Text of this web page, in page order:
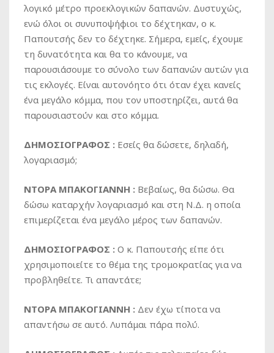
λογικό μέτρο προεκλογικών δαπανών. Δυστυχώς,
ενώ όλοι οι συνυποψήφιοι το δέχτηκαν, ο κ.
Παπουτσής δεν το δέχτηκε. Σήμερα, εμείς, έχουμε
τη δυνατότητα και θα το κάνουμε, να
παρουσιάσουμε το σύνολο των δαπανών αυτών για
τις εκλογές. Είναι αυτονόητο ότι όταν έχει κανείς
ένα μεγάλο κόμμα, που τον υποστηρίζει, αυτά θα
παρουσιαστούν και στο κόμμα.
ΔΗΜΟΣΙΟΓΡΑΦΟΣ : Εσείς θα δώσετε, δηλαδή,
λογαριασμό;
ΝΤΟΡΑ ΜΠΑΚΟΓΙΑΝΝΗ : Βεβαίως, θα δώσω. Θα
δώσω καταρχήν λογαριασμό και στη Ν.Δ. η οποία
επιμερίζεται ένα μεγάλο μέρος των δαπανών.
ΔΗΜΟΣΙΟΓΡΑΦΟΣ : Ο κ. Παπουτσής είπε ότι
χρησιμοποιείτε το θέμα της τρομοκρατίας για να
προβληθείτε. Τι απαντάτε;
ΝΤΟΡΑ ΜΠΑΚΟΓΙΑΝΝΗ : Δεν έχω τίποτα να
απαντήσω σε αυτό. Λυπάμαι πάρα πολύ.